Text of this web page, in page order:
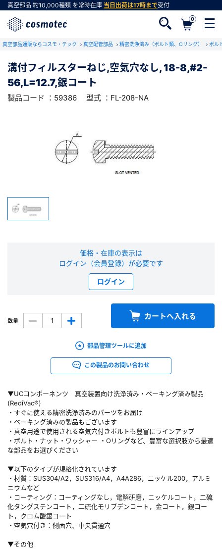
真空部品 約10,000種類 を常時在庫 当日出荷は17時まで受付
0
真空部品通販ならコスモ・テック 真空配管部品 精密洗浄済み（ボルト類、Oリング） ボル
溝付フィルスターねじ,空気穴なし, 18-8,#2-
56,L=12.7,銀コート
製品コード ：59386 型式 ：FL-208-NA
▼UCコンポーネンツ 真空装置向け洗浄済み・ベーキング済み製品
(RediVac®)
・すぐに使える精密洗浄済みのパーツをお届け
・ベーキング済みの製品もございます
・真空用途で使用される空気穴付きボルトも豊富にラインアップ
・ボルト・ナット・ワッシャー ・Oリングなど、豊富な選択肢から最適
な部品をお選びください
▼以下のタイプが規格化されています
・材質：SUS304/A2，SUS316/A4，A4A286，ニッケル200，アルミ
ニウムなど
・コーティング：コーティングなし，電解研磨，ニッケルコート，二硫
化タングステンコート，二硫化モリブデンコート，金コート，銀コー
ト，クロム酸銀コート
・空気穴付き：側面穴、中央貫通穴
▼その他
価格・在庫の表示は
ログイン（会員登録）が必要です
ログイン
数量 カートへ入れる
部品管理ツールに追加
この製品のお問い合わせ
RoHS2適合報告書のダウンロード
下記製品のRoHS2適合報告書のダウンロードをします。
溝付フィルスターねじ,空気穴なし, 18-
8,#2-56,L=12.7,銀コート
型式 ：FL-208-NA 製品コード ：59386
会員登録がお済みでない方
会員登録をすれば、便利な機能がご利用いただけ
※新規会員登録をお申し込み頂いてから本登録となるまで、数日間かかる場合
会員の方はこちら
※パスワードをお忘れの方は、
※メールアドレスを忘れた方は、
お問い合わせページ よりお問い合わせくださ